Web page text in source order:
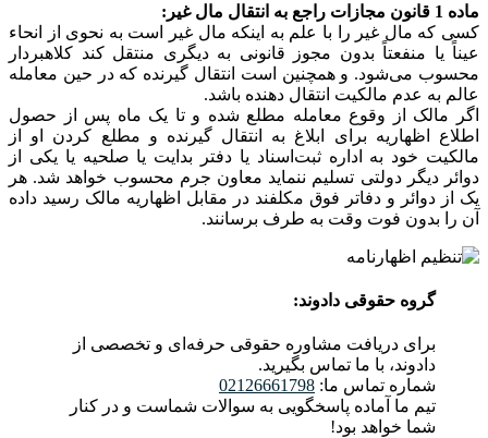
ماده 1 قانون مجازات راجع به انتقال مال غیر:
کسی که مال غیر را با علم به اینکه مال غیر است به نحوی از انحاء
عیناً یا منفعتاً بدون مجوز قانونی به دیگری منتقل کند کلاهبردار
‌محسوب می‌شود. و همچنین است انتقال ‌گیرنده که در حین معامله
عالم به عدم مالکیت انتقال دهنده باشد.
‌اگر مالک از وقوع معامله مطلع شده و تا یک ماه پس از حصول
اطلاع اظهاریه برای ابلاغ به انتقال گیرنده و مطلع کردن او از
مالکیت خود به اداره ثبت‌اسناد یا دفتر بدایت یا صلحیه یا یکی از
دوائر دیگر دولتی تسلیم ننماید معاون جرم محسوب خواهد شد. هر
یک از دوائر و دفاتر فوق مکلفند در‌ مقابل اظهاریه مالک رسید داده
آن را بدون فوت وقت به طرف برسانند.
گروه حقوقی دادوند:
برای دریافت مشاوره حقوقی حرفه‌ای و تخصصی از
دادوند، با ما تماس بگیرید.
شماره تماس ما: 02126661798
تیم ما آماده پاسخگویی به سوالات شماست و در کنار
شما خواهد بود!